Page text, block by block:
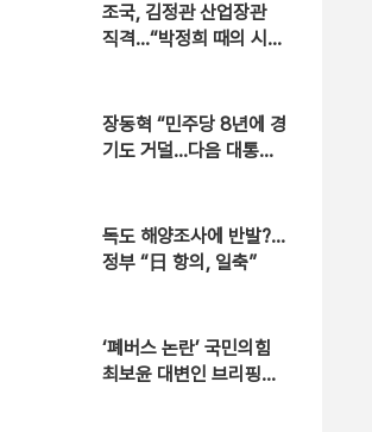
조국, 김정관 산업장관
직격…“박정희 때의 시대
장동혁 “민주당 8년에 경
기도 거덜…다음 대통령
독도 해양조사에 반발?…
정부 “日 항의, 일축”
‘폐버스 논란’ 국민의힘
최보윤 대변인 브리핑